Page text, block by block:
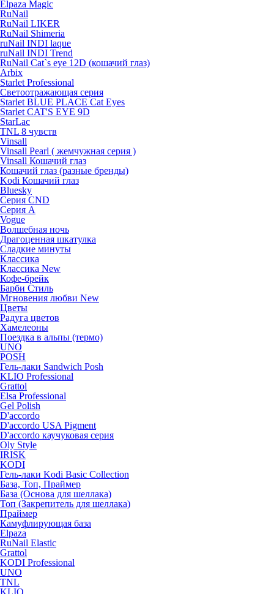
Elpaza Magic
RuNail
RuNail LIKER
RuNail Shimeria
ruNail INDI laque
ruNail INDI Trend
RuNail Cat`s eye 12D (кошачий глаз)
Arbix
Starlet Professional
Светоотражающая серия
Starlet BLUE PLACE Cat Eyes
Starlet CAT'S EYE 9D
StarLac
TNL 8 чувств
Vinsall
Vinsall Pearl ( жемчужная серия )
Vinsall Кошачий глаз
Кошачий глаз (разные бренды)
Kodi Кошачий глаз
Bluesky
Серия CND
Серия А
Vogue
Волшебная ночь
Драгоценная шкатулка
Сладкие минуты
Классика
Классика New
Кофе-брейк
Барби Стиль
Мгновения любви New
Цветы
Радуга цветов
Хамелеоны
Поездка в альпы (термо)
UNO
POSH
Гель-лаки Sandwich Posh
KLIO Professional
Grattol
Elsa Professional
Gel Polish
D'accordo
D'accordo USA Pigment
D'accordo каучуковая серия
Oly Style
IRISK
KODI
Гель-лаки Kodi Basic Collection
База, Топ, Праймер
База (Основа для шеллака)
Топ (Закрепитель для шеллака)
Праймер
Камуфлирующая база
Elpaza
RuNail Elastic
Grattol
KODI Professional
UNO
TNL
KLIO